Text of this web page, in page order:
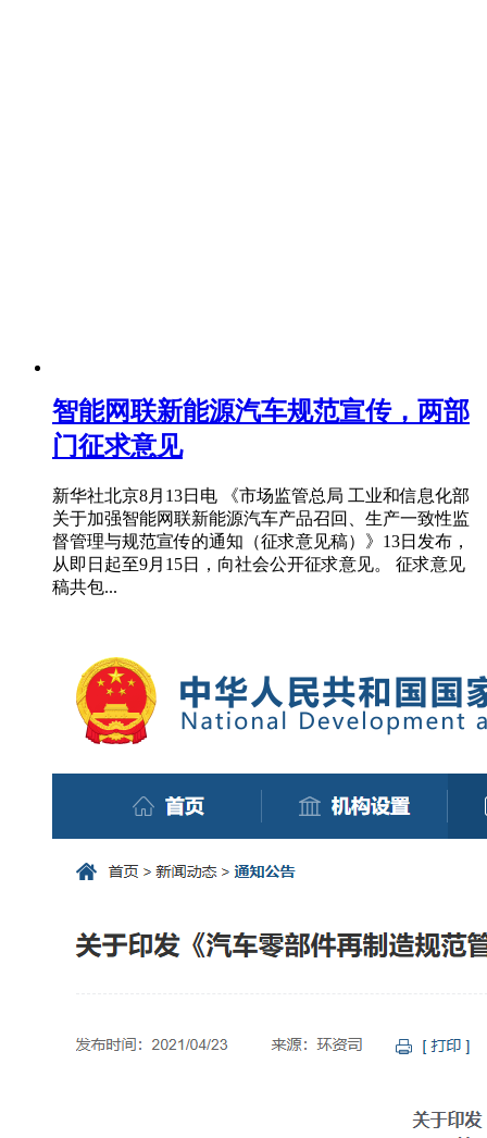
智能网联新能源汽车规范宣传，两部
门征求意见
新华社北京8月13日电 《市场监管总局 工业和信息化部
关于加强智能网联新能源汽车产品召回、生产一致性监
督管理与规范宣传的通知（征求意见稿）》13日发布，
从即日起至9月15日，向社会公开征求意见。 征求意见
稿共包...